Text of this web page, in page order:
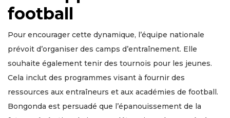
football
Pour encourager cette dynamique, l’équipe nationale
prévoit d’organiser des camps d’entraînement. Elle
souhaite également tenir des tournois pour les jeunes.
Cela inclut des programmes visant à fournir des
ressources aux entraîneurs et aux académies de football.
Bongonda est persuadé que l’épanouissement de la